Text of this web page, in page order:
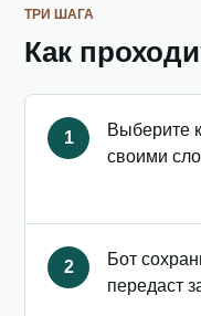
ТРИ ШАГА
Как
1
Выберите
своими
2
Бот
передаст